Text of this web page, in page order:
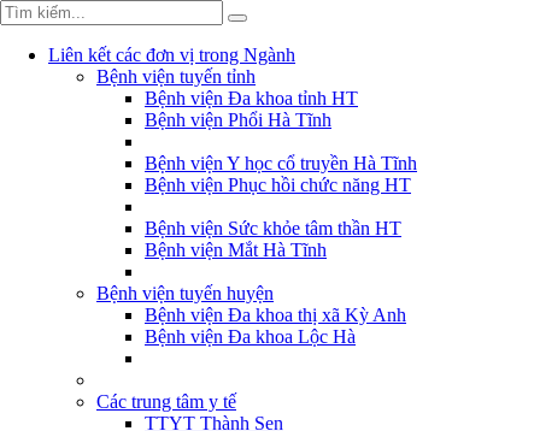
Liên kết các đơn vị trong Ngành
Bệnh viện tuyến tỉnh
Bệnh viện Đa khoa tỉnh HT
Bệnh viện Phổi Hà Tĩnh
Bệnh viện Y học cổ truyền Hà Tĩnh
Bệnh viện Phục hồi chức năng HT
Bệnh viện Sức khỏe tâm thần HT
Bệnh viện Mắt Hà Tĩnh
Bệnh viện tuyến huyện
Bệnh viện Đa khoa thị xã Kỳ Anh
Bệnh viện Đa khoa Lộc Hà
Các trung tâm y tế
TTYT Thành Sen